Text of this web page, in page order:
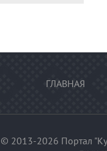
ГЛАВНАЯ
© 2013-2026 Портал